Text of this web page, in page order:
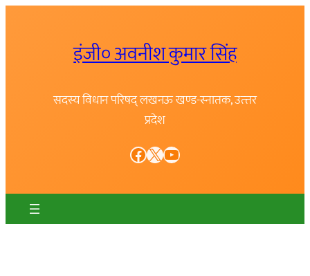
इंजी० अवनीश कुमार सिंह
सदस्य विधान परिषद् लखनऊ खण्ड-स्नातक, उत्त्तर
प्रदेश
Facebook X YouTube